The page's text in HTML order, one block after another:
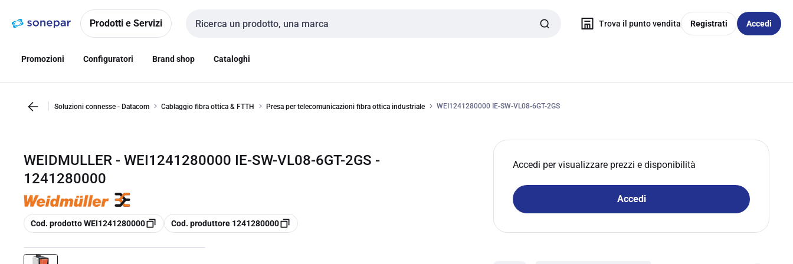
navigazionealla
Prodotti e Servizi
Cerca input
Trova il punto vendita Registrati Accedi
Promozioni Configuratori Brand shop Cataloghi
Soluzioni connesse - Datacom Cablaggio fibra ottica & FTTH Presa per telecomunicazioni fibra ottica industriale WEI1241280000 IE-SW-VL08-6GT-2GS
WEIDMULLER - WEI1241280000 IE-SW-VL08-6GT-2GS -
1241280000
copia
Cod. prodotto WEI1241280000 copia
Cod. produttore 1241280000
Accedi per visualizzare prezzi e disponibilità
Accedi